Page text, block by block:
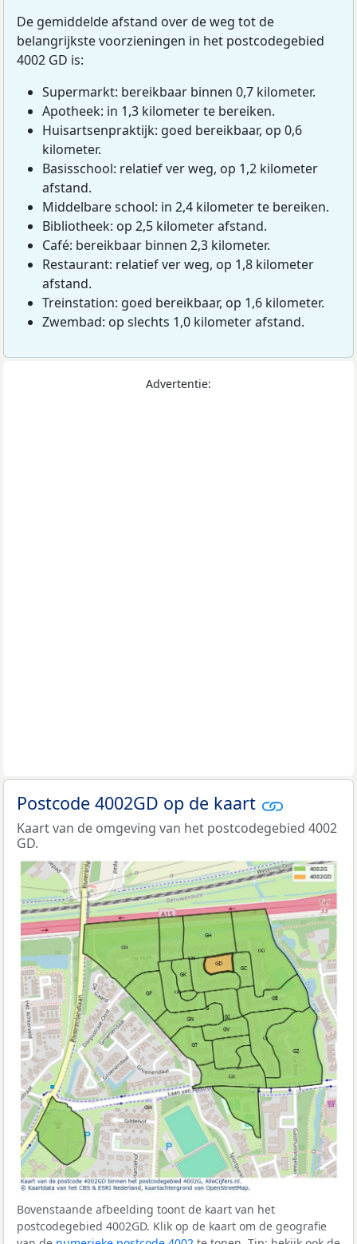
De gemiddelde afstand over de weg tot de
belangrijkste voorzieningen in het postcodegebied
4002 GD is:
Supermarkt: bereikbaar binnen 0,7 kilometer.
Apotheek: in 1,3 kilometer te bereiken.
Huisartsenpraktijk: goed bereikbaar, op 0,6
kilometer.
Basisschool: relatief ver weg, op 1,2 kilometer
afstand.
Middelbare school: in 2,4 kilometer te bereiken.
Bibliotheek: op 2,5 kilometer afstand.
Café: bereikbaar binnen 2,3 kilometer.
Restaurant: relatief ver weg, op 1,8 kilometer
afstand.
Treinstation: goed bereikbaar, op 1,6 kilometer.
Zwembad: op slechts 1,0 kilometer afstand.
Advertentie:
Postcode 4002GD op de kaart
Kaart van de omgeving van het postcodegebied 4002
GD.
Bovenstaande afbeelding toont de kaart van het
postcodegebied 4002GD. Klik op de kaart om de geografie